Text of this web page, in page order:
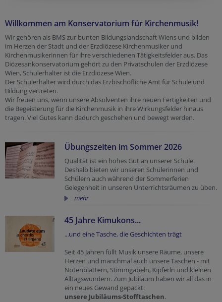
Willkommen am Konservatorium für Kirchenmusik!
Wir gehören als BMS zur bunten Bildungslandschaft Wiens und bilden
im Herzen der Stadt und der Erzdiözese Kirchenmusiker und
Kirchenmusikerinnen für ihre verschiedenen Tätigkeitsfelder aus. Das
Diözesankonservatorium gehört zu den Privatschulen der Erzdiözese
Wien, Schulerhalter ist die Erzdiözese Wien.
Der Schulerhalter wird durch das Erzbischöfliche Amt für Schule und
Bildung vertreten.
Wir freuen uns, wenn unsere Absolventen ihre neuen Fertigkeiten und
die Begeisterung für die Kirchenmusik in ihre Wirkungsfelder hinaus
tragen. Viel Gutes kann dadurch geschehen und bewegt werden.
Übungszeiten im Sommer 2026
Qualität ist ein hohes Gut an unserer Schule.
Deshalb bieten wir unseren Schülerinnen und
Schülern auch während der Sommerferien
Gelegenheit in unseren Unterrichtsräumen zu üben.
mehr
45 Jahre Kimukons...
...und eine Tasche, die Geschichten trägt
Seit 45 Jahren füllt Musik unsere Räume, unsere
Herzen und manchmal auch unsere Taschen - mit
Notenblättern, Stimmgabeln, Kipferln und kleinen
Alltagswundern. Zum Jubiläum haben wir all das in
ein neues Gewand gepackt:
unsere Jubiläums-Stofftaschen.